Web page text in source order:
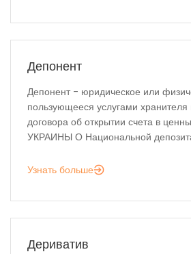
Депонент
Депонент - юридическое или
пользующееся услугами хранителя
договора об открытии счета в
УКРАИНЫ О Национальной
Узнать больше
Дериватив